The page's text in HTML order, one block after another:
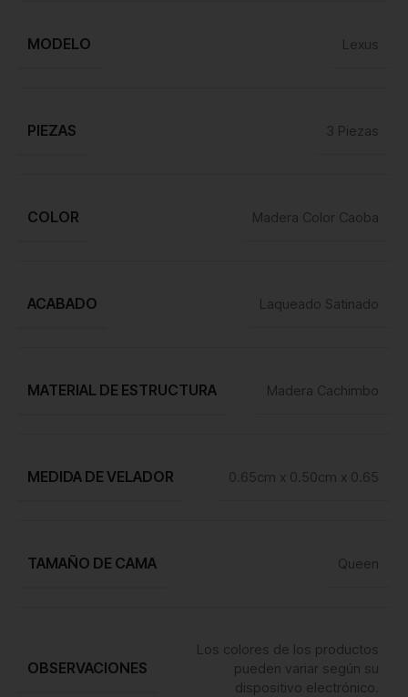
MODELO Lexus
PIEZAS 3 Piezas
COLOR Madera Color Caoba
ACABADO Laqueado Satinado
MATERIAL DE ESTRUCTURA Madera Cachimbo
MEDIDA DE VELADOR 0.65cm x 0.50cm x 0.65
TAMAÑO DE CAMA Queen
OBSERVACIONES
Los colores de los productos
pueden variar según su
dispositivo electrónico.